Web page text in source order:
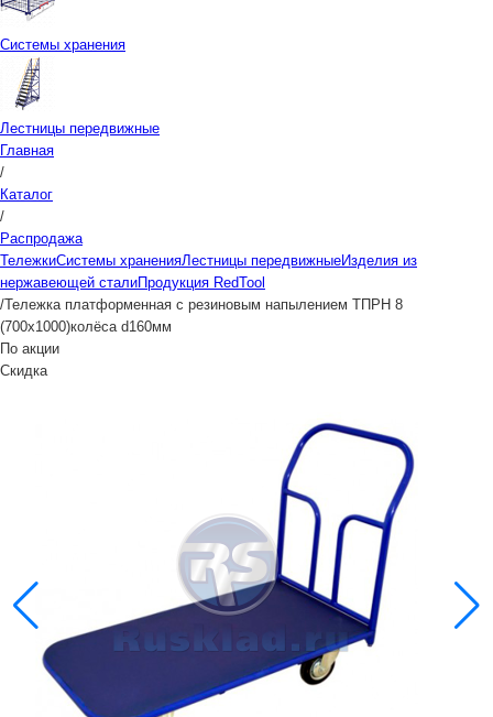
Системы хранения
Лестницы передвижные
Главная
/
Каталог
/
Распродажа
ТележкиСистемы храненияЛестницы передвижныеИзделия из
нержавеющей сталиПродукция RedTool
/Тележка платформенная с резиновым напылением ТПРН 8
(700х1000)колёса d160мм
По акции
Скидка